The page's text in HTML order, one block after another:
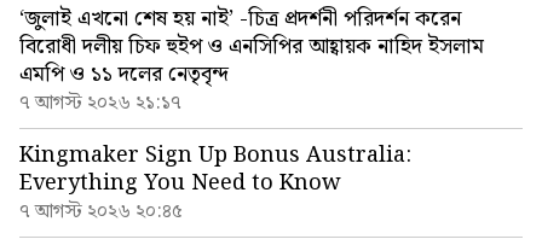
‘জুলাই এখনো শেষ হয় নাই’ -চিত্র প্রদর্শনী পরিদর্শন করেন
বিরোধী দলীয় চিফ হুইপ ও এনসিপির আহ্বায়ক নাহিদ ইসলাম
এমপি ও ১১ দলের নেতৃবৃন্দ
৭ আগস্ট ২০২৬ ২১:১৭
Kingmaker Sign Up Bonus Australia:
Everything You Need to Know
৭ আগস্ট ২০২৬ ২০:৪৫